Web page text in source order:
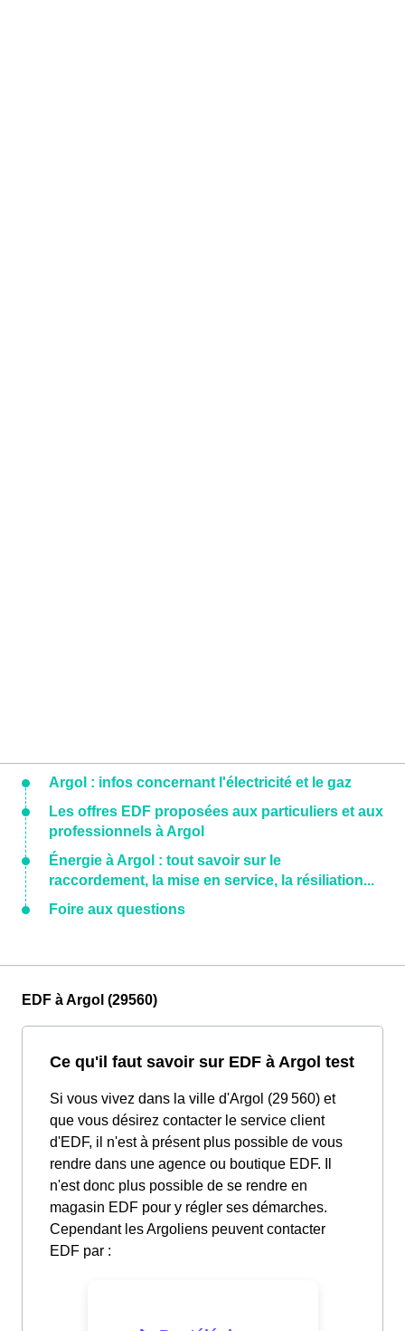
Argol : infos concernant l'électricité et le gaz
Les offres EDF proposées aux particuliers et aux
professionnels à Argol
Énergie à Argol : tout savoir sur le
raccordement, la mise en service, la résiliation...
Foire aux questions
EDF à Argol (29560)
Ce qu'il faut savoir sur EDF à Argol test
Si vous vivez dans la ville d'Argol (29 560) et
que vous désirez contacter le service client
d'EDF, il n'est à présent plus possible de vous
rendre dans une agence ou boutique EDF. Il
n'est donc plus possible de se rendre en
magasin EDF pour y régler ses démarches.
Cependant les Argoliens peuvent contacter
EDF par :